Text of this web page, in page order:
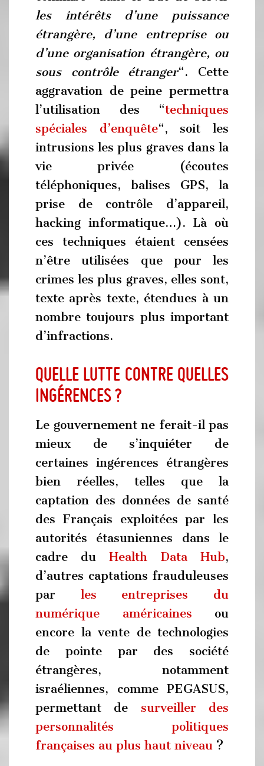
les intérêts d’une puissance
étrangère, d’une entreprise ou
d’une organisation étrangère, ou
sous contrôle étranger“. Cette
aggravation de peine permettra
l’utilisation des “techniques
spéciales d’enquête“, soit les
intrusions les plus graves dans la
vie privée (écoutes
téléphoniques, balises GPS, la
prise de contrôle d’appareil,
hacking informatique…). Là où
ces techniques étaient censées
n’être utilisées que pour les
crimes les plus graves, elles sont,
texte après texte, étendues à un
nombre toujours plus important
d’infractions.
Quelle lutte contre quelles
ingérences ?
Le gouvernement ne ferait-il pas
mieux de s’inquiéter de
certaines ingérences étrangères
bien réelles, telles que la
captation des données de santé
des Français exploitées par les
autorités étasuniennes dans le
cadre du Health Data Hub,
d’autres captations frauduleuses
par les entreprises du
numérique américaines ou
encore la vente de technologies
de pointe par des société
étrangères, notamment
israéliennes, comme PEGASUS,
permettant de surveiller des
personnalités politiques
françaises au plus haut niveau ?